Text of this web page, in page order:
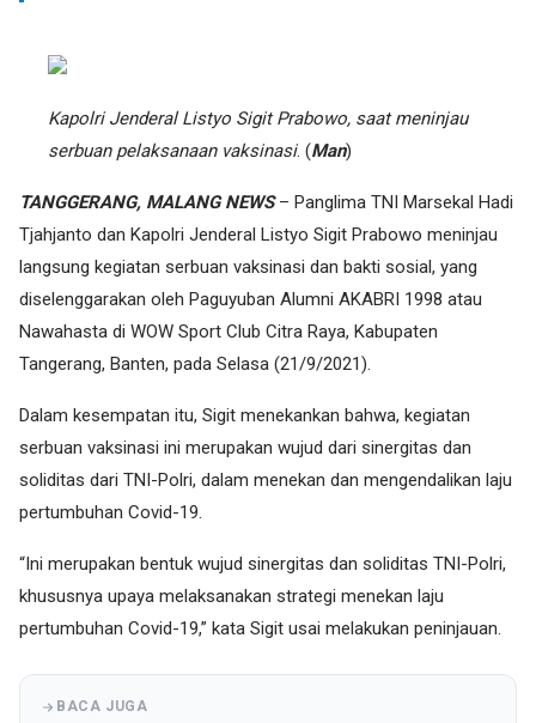
Kapolri Jenderal Listyo Sigit Prabowo, saat meninjau
serbuan pelaksanaan vaksinasi. (Man)
TANGGERANG, MALANG NEWS– Panglima TNI Marsekal Hadi
Tjahjanto dan Kapolri Jenderal Listyo Sigit Prabowo meninjau
langsung kegiatan serbuan vaksinasi dan bakti sosial, yang
diselenggarakan oleh Paguyuban Alumni AKABRI 1998 atau
Nawahasta di WOW Sport Club Citra Raya, Kabupaten
Tangerang, Banten, pada Selasa (21/9/2021).
Dalam kesempatan itu, Sigit menekankan bahwa, kegiatan
serbuan vaksinasi ini merupakan wujud dari sinergitas dan
soliditas dari TNI-Polri, dalam menekan dan mengendalikan laju
pertumbuhan Covid-19.
“Ini merupakan bentuk wujud sinergitas dan soliditas TNI-Polri,
khususnya upaya melaksanakan strategi menekan laju
pertumbuhan Covid-19,” kata Sigit usai melakukan peninjauan.
BACA JUGA